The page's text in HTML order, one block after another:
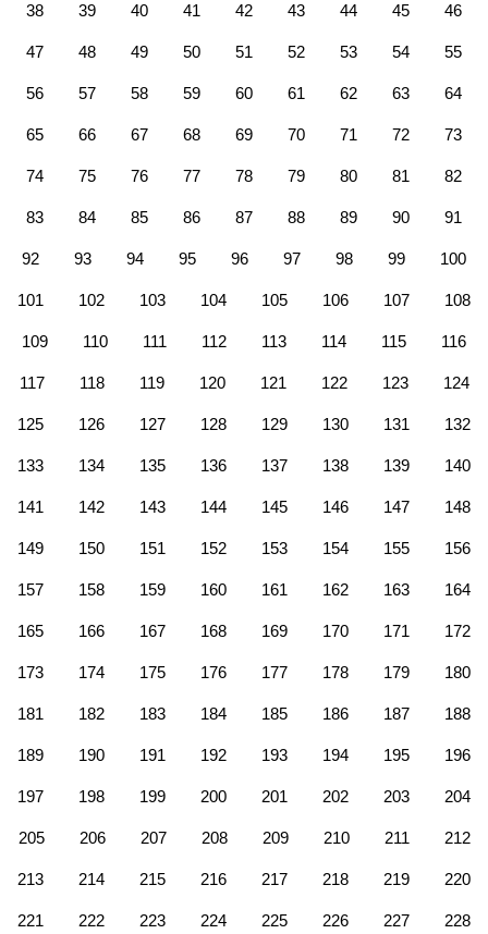
38 39 40 41 42 43 44 45 46
47 48 49 50 51 52 53 54 55
56 57 58 59 60 61 62 63 64
65 66 67 68 69 70 71 72 73
74 75 76 77 78 79 80 81 82
83 84 85 86 87 88 89 90 91
92 93 94 95 96 97 98 99 100
101 102 103 104 105 106 107 108
109 110 111 112 113 114 115 116
117 118 119 120 121 122 123 124
125 126 127 128 129 130 131 132
133 134 135 136 137 138 139 140
141 142 143 144 145 146 147 148
149 150 151 152 153 154 155 156
157 158 159 160 161 162 163 164
165 166 167 168 169 170 171 172
173 174 175 176 177 178 179 180
181 182 183 184 185 186 187 188
189 190 191 192 193 194 195 196
197 198 199 200 201 202 203 204
205 206 207 208 209 210 211 212
213 214 215 216 217 218 219 220
221 222 223 224 225 226 227 228